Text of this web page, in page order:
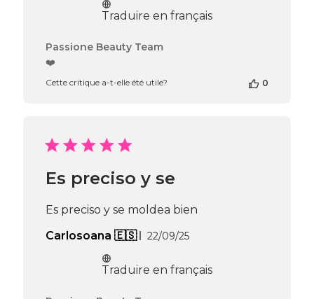
publication
Traduire en français
Commentaires
de
Beauty
du
Thu
Apr
16
Passione Beauty Team
❤️
Cette critique a-t-elle été utile? 0
Es preciso y se
Es preciso y se moldea bien
Carlosoana 🇪🇸
Date
publication
22/09/25
Traduire en français